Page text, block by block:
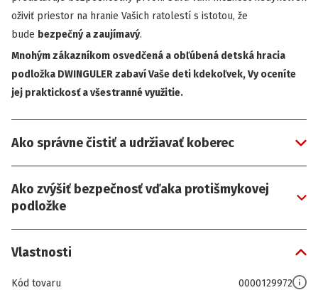
oživiť priestor na hranie Vašich ratolestí s istotou, že
bude bezpečný a zaujímavý.
Mnohým zákazníkom osvedčená a obľúbená detská hracia
podložka DWINGULER zabaví Vaše deti kdekoľvek, Vy oceníte
jej praktickosť a všestranné využitie.
Ako správne čistiť a udržiavať koberec
Ako zvýšiť bezpečnosť vďaka protišmykovej
podložke
Vlastnosti
Kód tovaru 0000129972